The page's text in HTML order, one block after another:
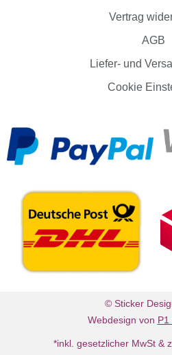
Vertrag
AGB
Liefer- und
Cookie
© Sticker
Webdesign von P1
*inkl. gesetzlicher MwSt &